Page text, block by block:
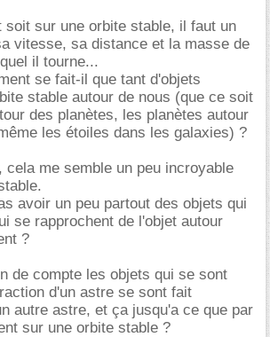
soit sur une orbite stable, il faut un
vitesse, sa distance et la masse de
il tourne...
se fait-il que tant d'objets
stable autour de nous (que ce soit
des planètes, les planètes autour
les étoiles dans les galaxies) ?
cela me semble un peu incroyable
avoir un peu partout des objets qui
se rapprochent de l'objet autour
?
de compte les objets qui se sont
d'un astre se sont fait
autre astre, et ça jusqu'a ce que par
sur une orbite stable ?